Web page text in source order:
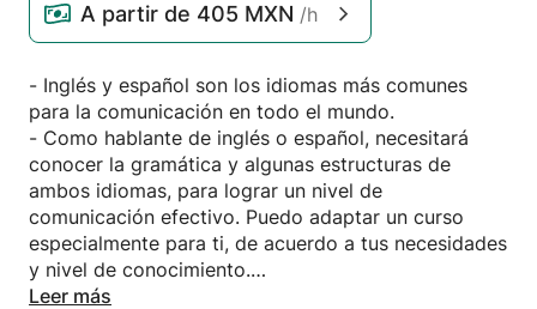
A partir de 405 MXN /h
- Inglés y español son los idiomas más comunes
para la comunicación en todo el mundo.
- Como hablante de inglés o español, necesitará
conocer la gramática y algunas estructuras de
ambos idiomas, para lograr un nivel de
comunicación efectivo. Puedo adaptar un curso
especialmente para ti, de acuerdo a tus necesidades
y nivel de conocimiento.
- Aprenderá de una manera agradable y divertida, a
Leer más